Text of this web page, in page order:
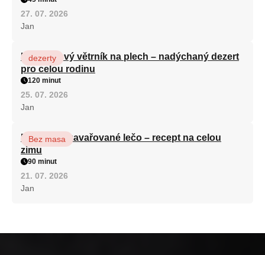
27. 07. 2026
Jan
Karamelový větrník na plech – nadýchaný dezert
pro celou rodinu
dezerty
120 minut
25. 07. 2026
Jan
Babiččino zavařované lečo – recept na celou
zimu
Bez masa
90 minut
21. 07. 2026
Jan